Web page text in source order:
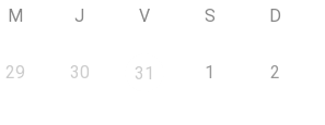
M J V S D
29 30 31 1 2